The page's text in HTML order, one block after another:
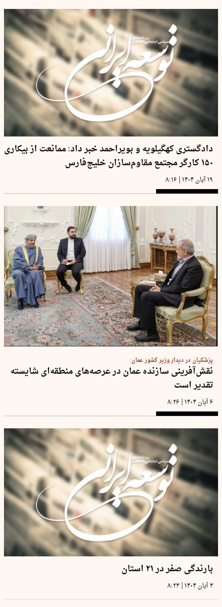
دادگستری کهگیلویه و بویراحمد خبر داد: ممانعت از بیکاری
۱۵۰ کارگر مجتمع مقاوم‌سازان خلیج‌فارس
۱۹ آبان ۱۴۰۴ | ۸:۱۶
پزشکیان در دیدار وزیر کشور عمان:
نقش‌آفرینی سازنده عمان در عرصه‌های منطقه‌ای شایسته
تقدیر است
۶ آبان ۱۴۰۴ | ۸:۲۶
بارندگی صفر در ۲۱ استان
۳ آبان ۱۴۰۴ | ۸:۲۳